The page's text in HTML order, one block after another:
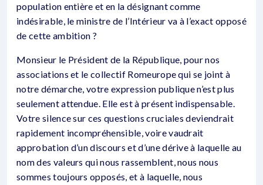
population entière et en la désignant comme
indésirable, le ministre de l’Intérieur va à l’exact opposé
de cette ambition ?
Monsieur le Président de la République, pour nos
associations et le collectif Romeurope qui se joint à
notre démarche, votre expression publique n’est plus
seulement attendue. Elle est à présent indispensable.
Votre silence sur ces questions cruciales deviendrait
rapidement incompréhensible, voire vaudrait
approbation d’un discours et d’une dérive à laquelle au
nom des valeurs qui nous rassemblent, nous nous
sommes toujours opposés, et à laquelle, nous